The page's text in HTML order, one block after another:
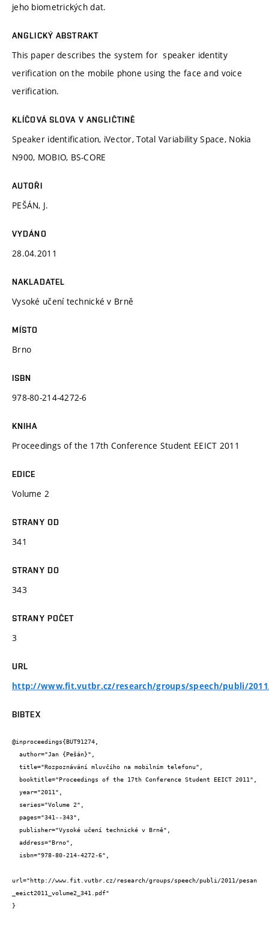
jeho biometrických dat.
ANGLICKÝ ABSTRAKT
This paper describes the system for speaker identity
verification on the mobile phone using the face and voice
verification.
KLÍČOVÁ SLOVA V ANGLIČTINĚ
Speaker identification, iVector, Total Variability Space, Nokia
N900, MOBIO, BS-CORE
AUTOŘI
PEŠÁN, J.
VYDÁNO
28.04.2011
NAKLADATEL
Vysoké učení technické v Brně
MÍSTO
Brno
ISBN
978-80-214-4272-6
KNIHA
Proceedings of the 17th Conference Student EEICT 2011
EDICE
Volume 2
STRANY OD
341
STRANY DO
343
STRANY POČET
3
URL
http://www.fit.vutbr.cz/research/groups/speech/publi/2011/
BIBTEX
@inproceedings{BUT91274,
url="http://www.fit.vutbr.cz/research/groups/speech/publi/2011/pesan
_eeict2011_volume2_341.pdf"
}